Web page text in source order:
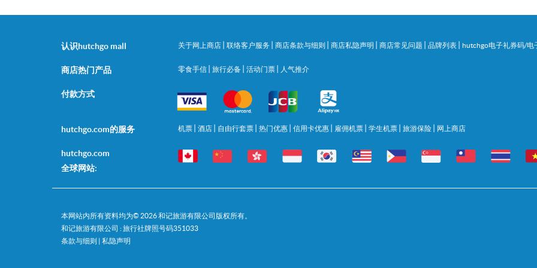
认识hutchgo mall 关于网上商店 联络客户服务 商店条款与细则 商店私隐声明 商店常见问题 品牌列表 hutchgo电子礼券码/电
商店热门产品 零食手信 旅行必备 活动门票 人气推介
付款方式
hutchgo.com的服务 机票 酒店 自由行套票 热门优惠 信用卡优惠 雇佣机票 学生机票 旅游保险 网上商店
hutchgo.com
全球网站:
本网站内所有资料均为© 2026和记旅游有限公司版权所有。
和记旅游有限公司 : 旅行社牌照号码351033
条款与细则
私隐声明